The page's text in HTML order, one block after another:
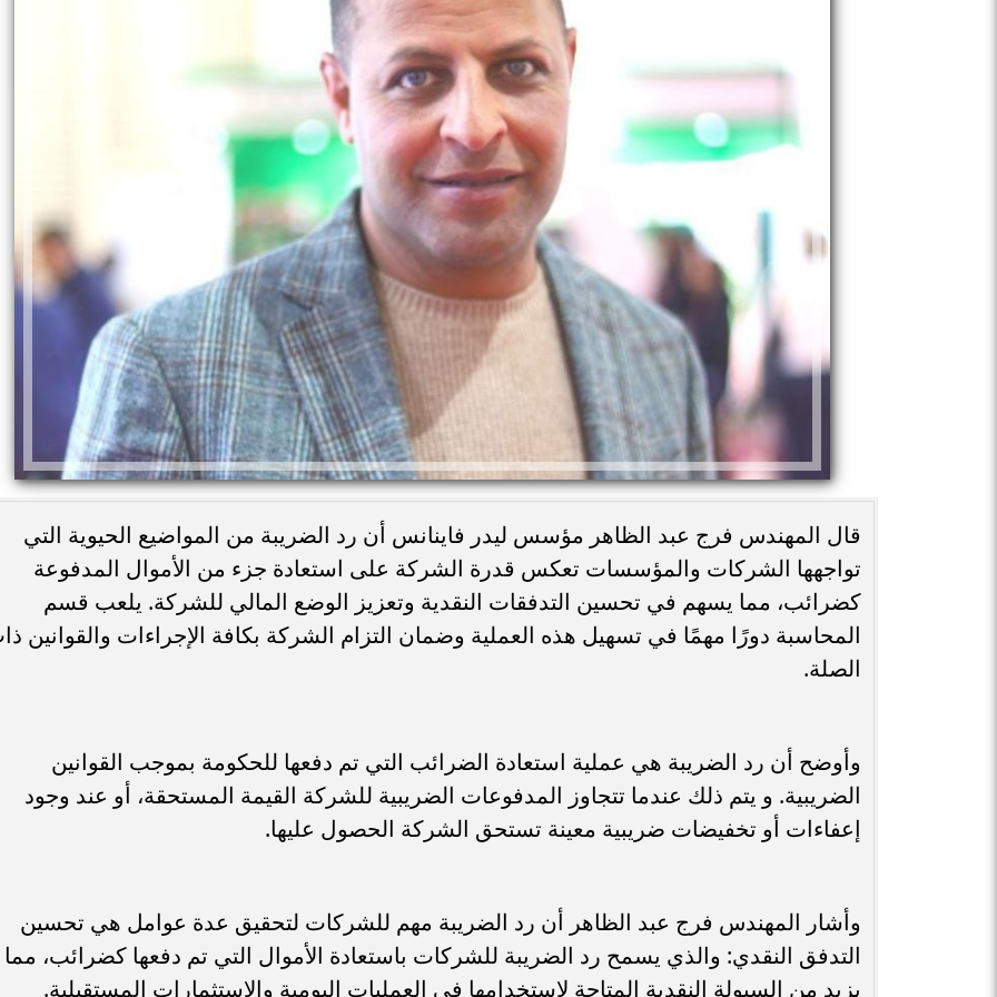
قال المهندس فرج عبد الظاهر مؤسس ليدر فاينانس أن رد الضريبة من المواضيع الحيوية التي
تواجهها الشركات والمؤسسات تعكس قدرة الشركة على استعادة جزء من الأموال المدفوعة
كضرائب، مما يسهم في تحسين التدفقات النقدية وتعزيز الوضع المالي للشركة. يلعب قسم
المحاسبة دورًا مهمًا في تسهيل هذه العملية وضمان التزام الشركة بكافة الإجراءات والقوانين
الصلة.
وأوضح أن رد الضريبة هي عملية استعادة الضرائب التي تم دفعها للحكومة بموجب القوانين
الضريبية. و يتم ذلك عندما تتجاوز المدفوعات الضريبية للشركة القيمة المستحقة، أو عند وجود
إعفاءات أو تخفيضات ضريبية معينة تستحق الشركة الحصول عليها.
وأشار المهندس فرج عبد الظاهر أن رد الضريبة مهم للشركات لتحقيق عدة عوامل هي تحسين
التدفق النقدي: والذي يسمح رد الضريبة للشركات باستعادة الأموال التي تم دفعها كضرائب، مما
يزيد من السيولة النقدية المتاحة لاستخدامها في العمليات اليومية والاستثمارات المستقبلية.